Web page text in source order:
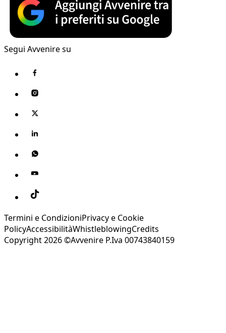
Segui Avvenire su
Termini e CondizioniPrivacy e Cookie
PolicyAccessibilitàWhistleblowingCredits
Copyright 2026 ©Avvenire P.Iva 00743840159